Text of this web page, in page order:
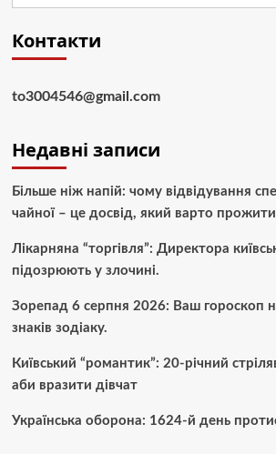
Контакти
to3004546@gmail.com
Недавні записи
Більше ніж напій: чому відвідування
чайної – це досвід, який варто
Лікарняна “торгівля”: Директора
підозрюють у злочині.
Зорепад 6 серпня 2026: Ваш гороскоп
знаків зодіаку.
Київський “романтик”: 20-річний
аби вразити дівчат
Українська оборона: 1624-й день